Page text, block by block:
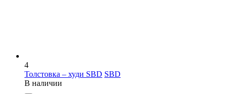
4
Толстовка – худи SBD SBD
В наличии